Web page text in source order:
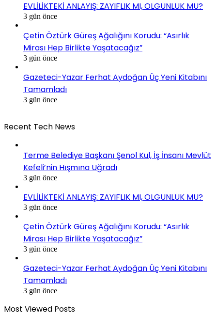
EVLİLİKTEKİ ANLAYIŞ: ZAYIFLIK MI, OLGUNLUK MU?
3 gün önce
Çetin Öztürk Güreş Ağalığını Korudu: “Asırlık
Mirası Hep Birlikte Yaşatacağız”
3 gün önce
Gazeteci-Yazar Ferhat Aydoğan Üç Yeni Kitabını
Tamamladı
3 gün önce
Recent Tech News
Terme Belediye Başkanı Şenol Kul, İş İnsanı Mevlüt
Kefeli’nin Hışmına Uğradı
3 gün önce
EVLİLİKTEKİ ANLAYIŞ: ZAYIFLIK MI, OLGUNLUK MU?
3 gün önce
Çetin Öztürk Güreş Ağalığını Korudu: “Asırlık
Mirası Hep Birlikte Yaşatacağız”
3 gün önce
Gazeteci-Yazar Ferhat Aydoğan Üç Yeni Kitabını
Tamamladı
3 gün önce
Most Viewed Posts